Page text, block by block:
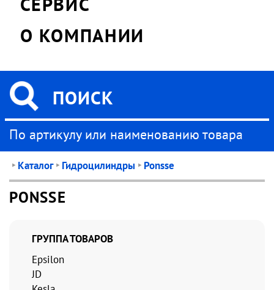
О КОМПАНИИ
По артикулу или наименованию товара
‣ Каталог‣ Гидроцилиндры ‣ Ponsse
PONSSE
ГРУППА ТОВАРОВ
Epsilon
JD